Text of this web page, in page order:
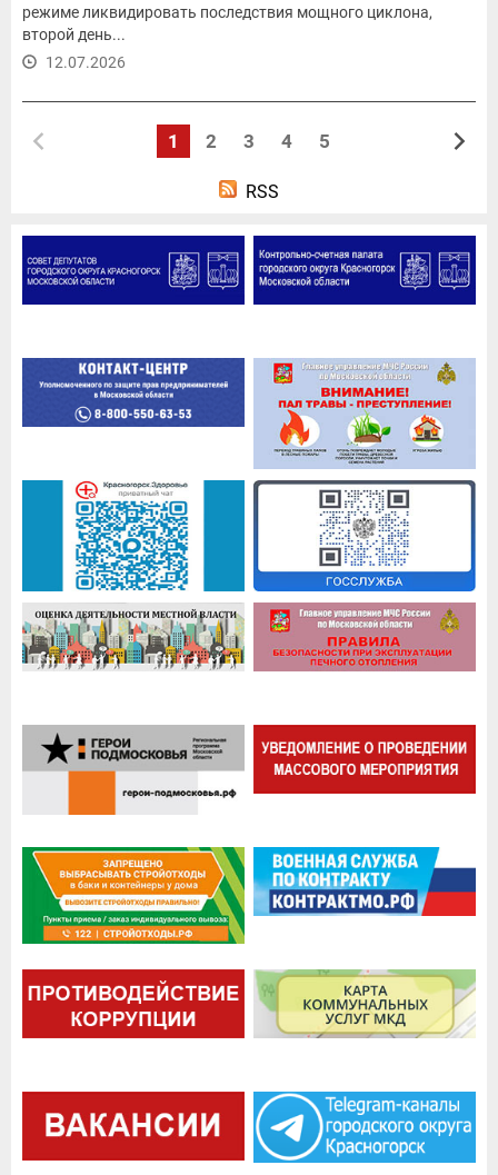
режиме ликвидировать последствия мощного циклона,
второй день...
12.07.2026
1 2 3 4 5
RSS